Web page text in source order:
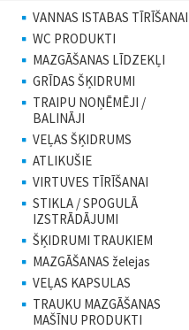
VANNAS ISTABAS TĪRĪŠANAI
WC PRODUKTI
MAZGĀŠANAS LĪDZEKĻI
GRĪDAS ŠĶIDRUMI
TRAIPU NOŅĒMĒJI /
BALINĀJI
VEĻAS ŠĶIDRUMS
ATLIKUŠIE
VIRTUVES TĪRĪŠANAI
STIKLA / SPOGULĀ
IZSTRĀDĀJUMI
ŠĶIDRUMI TRAUKIEM
MAZGĀŠANAS želejas
VEĻAS KAPSULAS
TRAUKU MAZGĀŠANAS
MAŠĪNU PRODUKTI